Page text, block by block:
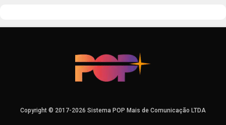
Copyright © 2017-2026 Sistema POP Mais de Comunicação LTDA